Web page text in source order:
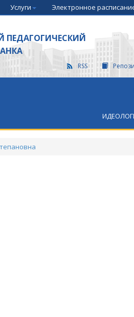
Услуги Электронное
ПЕДАГОГИЧЕСКИЙ
RSS